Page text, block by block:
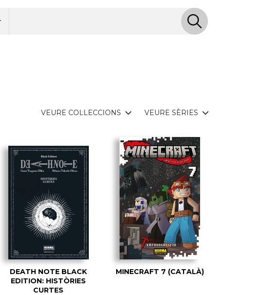
VEURE COL·LECCIONS VEURE SÈRIES
DEATH NOTE BLACK
EDITION: HISTÒRIES
CURTES
MINECRAFT 7 (CATALÀ)